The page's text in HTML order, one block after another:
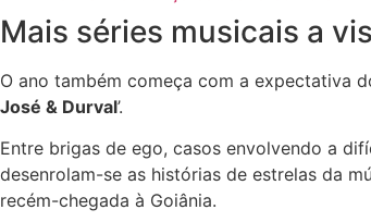
Mais séries musicais a
O ano também começa com a expectativa
José & Durval’.
Entre brigas de ego, casos envolvendo a
desenrolam-se as histórias de estrelas da
recém-chegada à Goiânia.